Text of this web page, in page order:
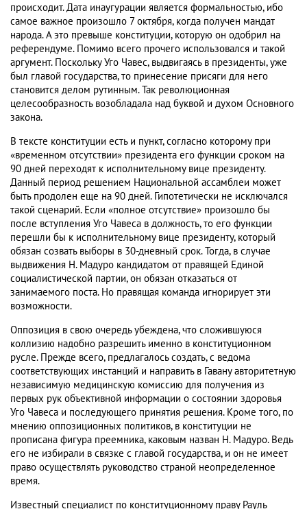
происходит. Дата инаугурации является формальностью, ибо
самое важное произошло 7 октября, когда получен мандат
народа. А это превыше конституции, которую он одобрил на
референдуме. Помимо всего прочего использовался и такой
аргумент. Поскольку Уго Чавес, выдвигаясь в президенты, уже
был главой государства, то принесение присяги для него
становится делом рутинным. Так революционная
целесообразность возобладала над буквой и духом Основного
закона.
В тексте конституции есть и пункт, согласно которому при
«временном отсутствии» президента его функции сроком на
90 дней переходят к исполнительному вице президенту.
Данный период решением Национальной ассамблеи может
быть продолен еще на 90 дней. Гипотетически не исключался
такой сценарий. Если «полное отсутствие» произошло бы
после вступления Уго Чавеса в должность, то его функции
перешли бы к исполнительному вице президенту, который
обязан созвать выборы в 30-дневный срок. Тогда, в случае
выдвижения Н. Мадуро кандидатом от правящей Единой
социалистической партии, он обязан отказаться от
занимаемого поста. Но правящая команда игнорирует эти
возможности.
Оппозиция в свою очередь убеждена, что сложившуюся
коллизию надобно разрешить именно в конституционном
русле. Прежде всего, предлагалось создать, с ведома
соответствующих инстанций и направить в Гавану авторитетную
независимую медицинскую комиссию для получения из
первых рук объективной информации о состоянии здоровья
Уго Чавеса и последующего принятия решения. Кроме того, по
мнению оппозиционных политиков, в конституции не
прописана фигура преемника, каковым назван Н. Мадуро. Ведь
его не избирали в связке с главой государства, и он не имеет
право осуществлять руководство страной неопределенное
время.
Известный специалист по конституционному праву Рауль